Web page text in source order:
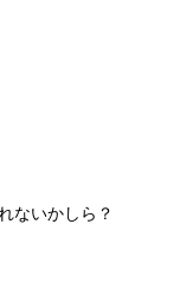
ないかしら？